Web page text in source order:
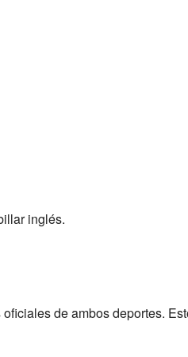
inglés.
de ambos deportes.